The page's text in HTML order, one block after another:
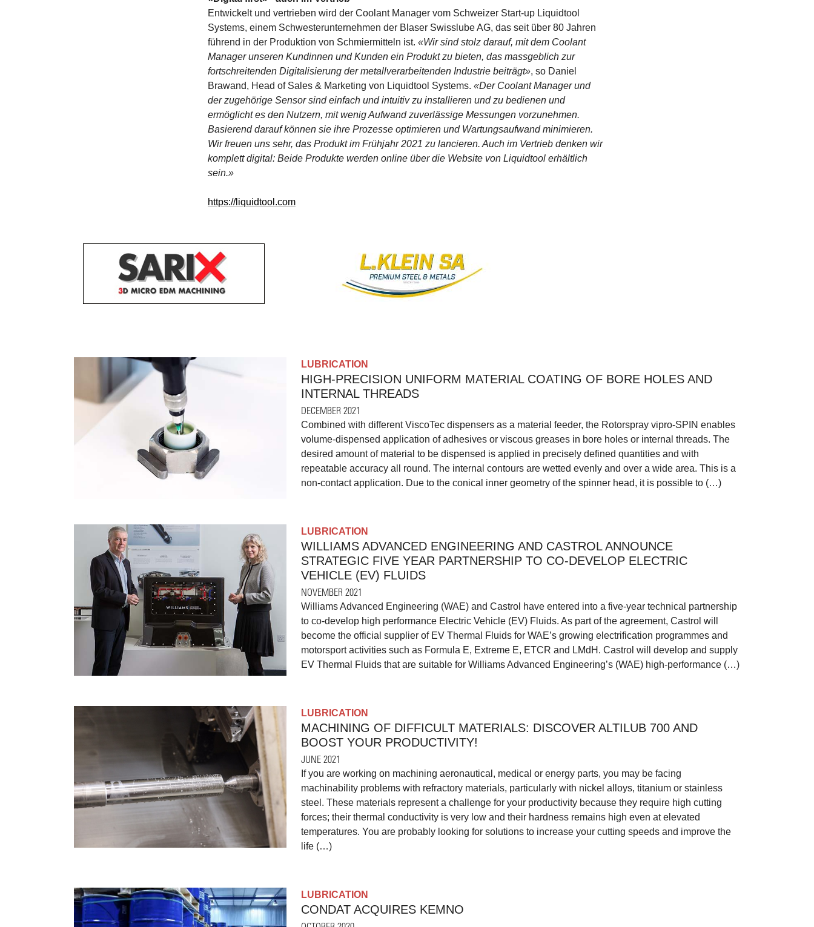
Entwickelt und vertrieben wird der Coolant Manager vom Schweizer Start-up Liquidtool
Systems, einem Schwesterunternehmen der Blaser Swisslube AG, das seit über 80 Jahren
führend in der Produktion von Schmiermitteln ist. «Wir sind stolz darauf, mit dem Coolant
Manager unseren Kundinnen und Kunden ein Produkt zu bieten, das massgeblich zur
fortschreitenden Digitalisierung der metallverarbeitenden Industrie beiträgt», so Daniel
Brawand, Head of Sales & Marketing von Liquidtool Systems. «Der Coolant Manager und
der zugehörige Sensor sind einfach und intuitiv zu installieren und zu bedienen und
ermöglicht es den Nutzern, mit wenig Aufwand zuverlässige Messungen vorzunehmen.
Basierend darauf können sie ihre Prozesse optimieren und Wartungsaufwand minimieren.
Wir freuen uns sehr, das Produkt im Frühjahr 2021 zu lancieren. Auch im Vertrieb denken wir
komplett digital: Beide Produkte werden online über die Website von Liquidtool erhältlich
sein.»
https://liquidtool.com
LUBRICATION
HIGH-PRECISION UNIFORM MATERIAL COATING OF BORE HOLES AND
INTERNAL THREADS
DECEMBER 2021
Combined with different ViscoTec dispensers as a material feeder, the Rotorspray vipro-SPIN enables
volume-dispensed application of adhesives or viscous greases in bore holes or internal threads. The
desired amount of material to be dispensed is applied in precisely defined quantities and with
repeatable accuracy all round. The internal contours are wetted evenly and over a wide area. This is a
non-contact application. Due to the conical inner geometry of the spinner head, it is possible to (…)
LUBRICATION
WILLIAMS ADVANCED ENGINEERING AND CASTROL ANNOUNCE
STRATEGIC FIVE YEAR PARTNERSHIP TO CO-DEVELOP ELECTRIC
VEHICLE (EV) FLUIDS
NOVEMBER 2021
Williams Advanced Engineering (WAE) and Castrol have entered into a five-year technical partnership
to co-develop high performance Electric Vehicle (EV) Fluids. As part of the agreement, Castrol will
become the official supplier of EV Thermal Fluids for WAE’s growing electrification programmes and
motorsport activities such as Formula E, Extreme E, ETCR and LMdH. Castrol will develop and supply
EV Thermal Fluids that are suitable for Williams Advanced Engineering’s (WAE) high-performance (…)
LUBRICATION
MACHINING OF DIFFICULT MATERIALS: DISCOVER ALTILUB 700 AND
BOOST YOUR PRODUCTIVITY!
JUNE 2021
If you are working on machining aeronautical, medical or energy parts, you may be facing
machinability problems with refractory materials, particularly with nickel alloys, titanium or stainless
steel. These materials represent a challenge for your productivity because they require high cutting
forces; their thermal conductivity is very low and their hardness remains high even at elevated
temperatures. You are probably looking for solutions to increase your cutting speeds and improve the
life (…)
LUBRICATION
CONDAT ACQUIRES KEMNO